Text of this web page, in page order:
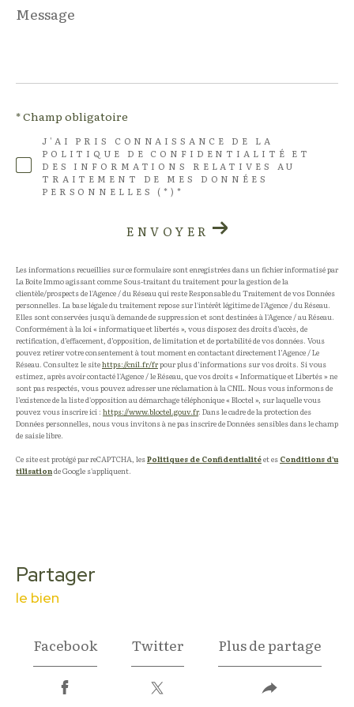
Message
*
J'AI PRIS CONNAISSANCE DE LA
POLITIQUE DE CONFIDENTIALITÉ ET
DES INFORMATIONS RELATIVES AU
TRAITEMENT DE MES DONNÉES
PERSONNELLES (*)*
* Champ obligatoire
ENVOYER
Les informations recueillies sur ce formulaire sont enregistrées dans un fichier informatisé par
La Boite Immo agissant comme Sous-traitant du traitement pour la gestion de la
clientèle/prospects de l'Agence / du Réseau qui reste Responsable du Traitement de vos Données
personnelles. La base légale du traitement repose sur l'intérêt légitime de l'Agence / du Réseau.
Elles sont conservées jusqu'à demande de suppression et sont destinées à l'Agence / au Réseau.
Conformément à la loi « informatique et libertés », vous disposez des droits d’accès, de
rectification, d’effacement, d’opposition, de limitation et de portabilité de vos données. Vous
pouvez retirer votre consentement à tout moment en contactant directement l’Agence / Le
Réseau. Consultez le sitehttps://cnil.fr/frpour plus d’informations sur vos droits. Si vous
estimez, après avoir contacté l'Agence / le Réseau, que vos droits « Informatique et Libertés » ne
sont pas respectés, vous pouvez adresser une réclamation à la CNIL. Nous vous informons de
l’existence de la liste d'opposition au démarchage téléphonique « Bloctel », sur laquelle vous
pouvez vous inscrire ici : https://www.bloctel.gouv.fr. Dans le cadre de la protection des
Données personnelles, nous vous invitons à ne pas inscrire de Données sensibles dans le champ
de saisie libre.
Ce site est protégé par reCAPTCHA, lesPolitiques de Confidentialitéet es Conditions d'u
tilisationde Google s'appliquent.
partager
le bien
Facebook Twitter Plus de partage